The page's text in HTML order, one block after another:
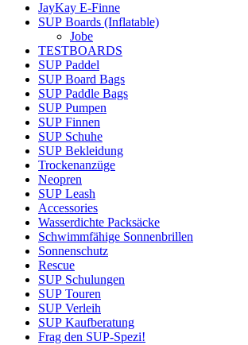
JayKay E-Finne
SUP Boards (Inflatable)
Jobe
TESTBOARDS
SUP Paddel
SUP Board Bags
SUP Paddle Bags
SUP Pumpen
SUP Finnen
SUP Schuhe
SUP Bekleidung
Trockenanzüge
Neopren
SUP Leash
Accessories
Wasserdichte Packsäcke
Schwimmfähige Sonnenbrillen
Sonnenschutz
Rescue
SUP Schulungen
SUP Touren
SUP Verleih
SUP Kaufberatung
Frag den SUP-Spezi!